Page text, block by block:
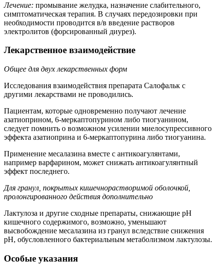
Лечение: промывание желудка, назначение слабительного,
симптоматическая терапия. В случаях передозировки при
необходимости проводится в/в введение растворов
электролитов (форсированный диурез).
Лекарственное взаимодействие
Общее для двух лекарственных форм
Исследования взаимодействия препарата Салофальк с
другими лекарствами не проводились.
Пациентам, которые одновременно получают лечение
азатиоприном, 6-меркаптопурином либо тиогуанином,
следует помнить о возможном усилении миелосупрессивного
эффекта азатиоприна и 6-меркаптопурина либо тиогуанина.
Применение месалазина вместе с антикоагулянтами,
например варфарином, может снижать антикоагулянтный
эффект последнего.
Для гранул, покрытых кишечнорастворимой оболочкой,
пролонгированного действия дополнительно
Лактулоза и другие сходные препараты, снижающие рН
кишечного содержимого, возможно, уменьшают
высвобождение месалазина из гранул вследствие снижения
рН, обусловленного бактериальным метаболизмом лактулозы.
Особые указания